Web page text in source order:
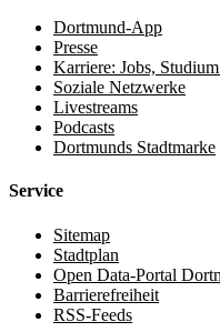
Dortmund-App
Presse
Karriere: Jobs,
Soziale Netzwerke
Livestreams
Podcasts
Dortmunds Stadtmarke
Service
Sitemap
Stadtplan
Open Data-Portal
Barrierefreiheit
RSS-Feeds